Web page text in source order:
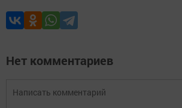
Нет комментариев